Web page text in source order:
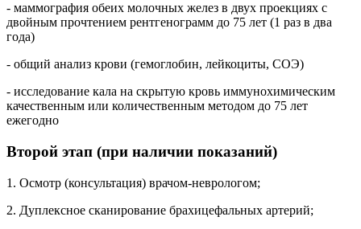
- маммография обеих молочных желез в двух проекциях с
двойным прочтением рентгенограмм до 75 лет (1 раз в два
года)
- общий анализ крови (гемоглобин, лейкоциты, СОЭ)
- исследование кала на скрытую кровь иммунохимическим
качественным или количественным методом до 75 лет
ежегодно
Второй этап (при наличии показаний)
1. Осмотр (консультация) врачом-неврологом;
2. Дуплексное сканирование брахицефальных артерий;